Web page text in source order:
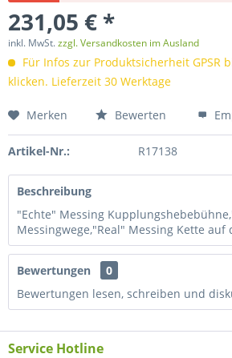
231,05 € *
inkl. MwSt.zzgl. Versandkosten im Ausland
Für Infos zur Produktsicherheit GPSR
klicken. Lieferzeit 30 Werktage
Merken Bewerten
Artikel-Nr.: R17138
Beschreibung
"Echte" Messing
Messingwege,"Real" Messing Kette auf
Bewertungen
0
Bewertungen lesen, schreiben und
Service Hotline